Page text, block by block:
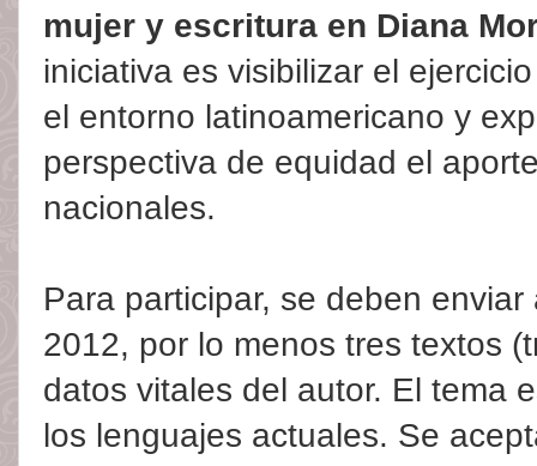
mujer y escritura en Diana
iniciativa es visibilizar el
el entorno latinoamericano y
perspectiva de equidad el
nacionales.
Para participar, se deben
2012, por lo menos tres textos
datos vitales del autor. El tema
los lenguajes actuales. Se